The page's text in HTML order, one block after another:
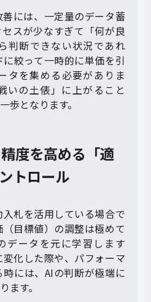
には、一定量のデータ蓄
スが少なすぎて「何が良
判断できない状況であれ
絞って一時的に単価を引
タを集める必要がありま
いの土俵」に上がること
歩となります。
度を高める「適
トロール
札を活用している場合で
目標値）の調整は極めて
データを元に学習します
化した際や、パフォーマ
には、AIの判断が極端に
ます。